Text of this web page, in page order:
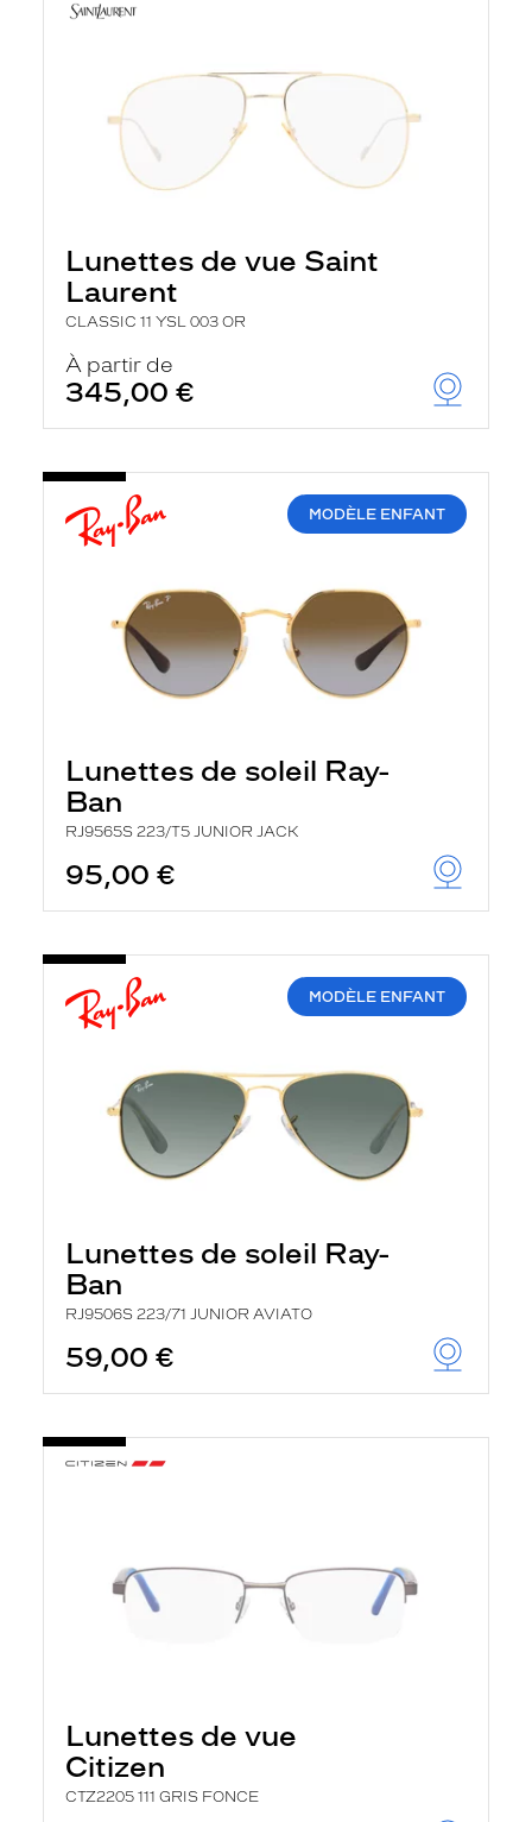
Lunettes de vue Saint
Laurent
CLASSIC 11 YSL 003 OR
À partir de
345,00 €
MODÈLE ENFANT
Lunettes de soleil Ray-
Ban
RJ9565S 223/T5 JUNIOR JACK
95,00 €
MODÈLE ENFANT
Lunettes de soleil Ray-
Ban
RJ9506S 223/71 JUNIOR AVIATO
59,00 €
Lunettes de vue
Citizen
CTZ2205 111 GRIS FONCE